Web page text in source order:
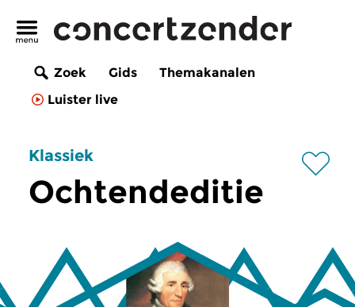
Zoek Gids
Themakanalen
Luister live
Klassiek
Ochtendeditie